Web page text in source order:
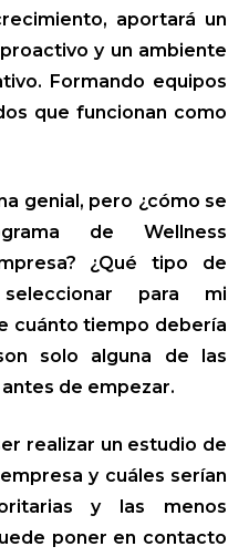
aportará un
y un ambiente
Formando equipos
que funcionan como
genial, pero ¿cómo se
de Wellness
¿Qué tipo de
para mi
cuánto tiempo debería
solo alguna de las
de empezar.
realizar un estudio de
y cuáles serían
y las menos
poner en contacto